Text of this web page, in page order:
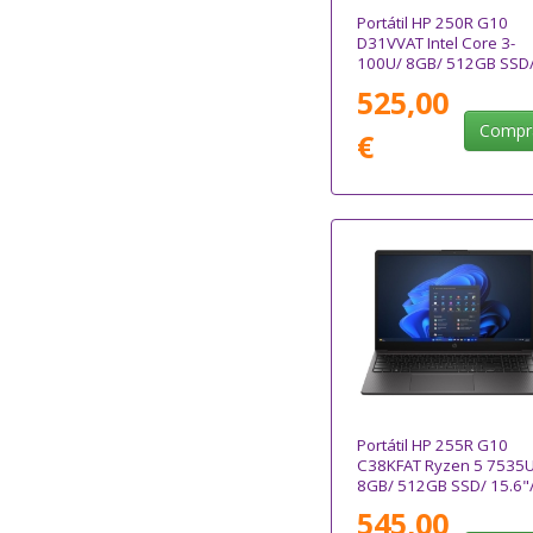
Portátil HP 250R G10
D31VVAT Intel Core 3-
100U/ 8GB/ 512GB
525,00
€
Portátil HP 255R G10
C38KFAT Ryzen 5
8GB/ 512GB SSD/
545,00